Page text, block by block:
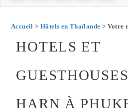
Accueil > Hôtels en Thaïlande > Votre
HOTELS ET
HARN À